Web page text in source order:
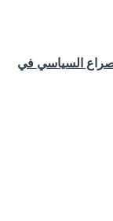
السياسي في